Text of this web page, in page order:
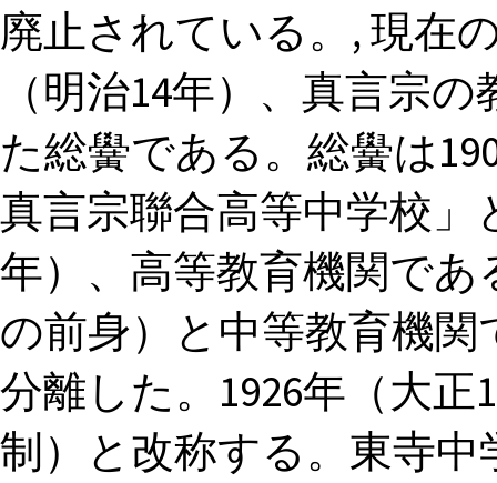
廃止されている。, 現在
（明治14年）、真言宗
た総黌である。総黌は
真言宗聯合高等中学校」
年）、高等教育機関で
の前身）と中等教育機
分離した。1926年（大
制）と改称する。東寺